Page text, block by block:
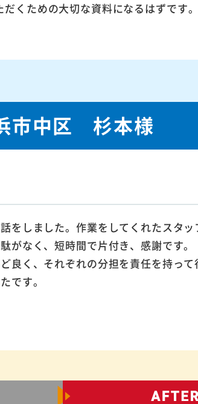
くための大切な資料になるはずです
市中区 杉本様
をしました。作業をしてくれたスタッ
がなく、短時間で片付き、感謝です。
良く、それぞれの分担を責任を持って
です。